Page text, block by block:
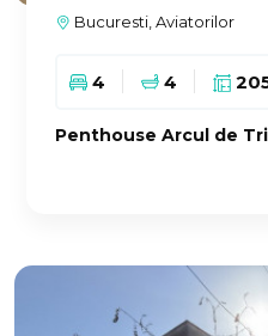
Bucuresti, Aviatorilor
4 4
Penthouse Arcul de